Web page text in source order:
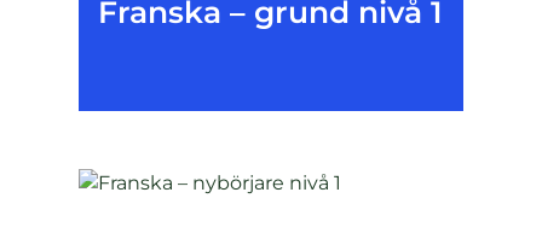
Franska – grund nivå 1